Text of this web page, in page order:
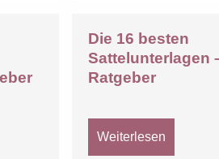
Die 16 besten
Sattelunterlagen
Ratgeber
Weiterlesen